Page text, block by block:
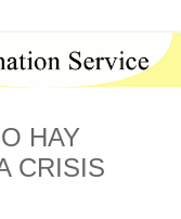
HAY
CRISIS